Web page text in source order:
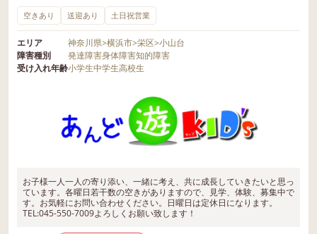
空きあり 送迎あり 土日祝営業
エリア 神奈川県>横浜市>栄区>小山台
障害種別
発達障害身体障害知的障害
受け入れ年齢小学生中学生高校生
お子様一人一人の寄り添い、一緒に考え、共に成長していきたいと思っ
ています。各曜日若干数の空きがありますので、見学、体験、募集中で
す。お気軽にお問い合わせください。日曜日は定休日になります。
TEL:045-550-7009よろしくお願い致します！